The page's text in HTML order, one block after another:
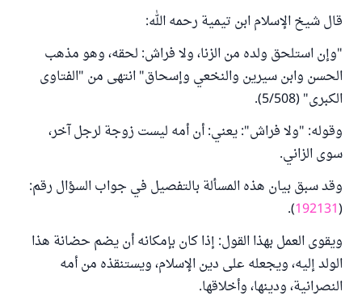
قال شيخ الإسلام ابن تيمية رحمه الله:
"وإن استلحق ولده من الزنا، ولا فراش: لحقه، وهو مذهب
الحسن وابن سيرين والنخعي وإسحاق" انتهى من "الفتاوى
الكبرى" (5/508).
وقوله: "ولا فراش": يعني: أن أمه ليست زوجة لرجل آخر،
سوى الزاني.
وقد سبق بيان هذه المسألة بالتفصيل في جواب السؤال رقم:
(
192131
).
ويقوى العمل بهذا القول: إذا كان بإمكانه أن يضم حضانة هذا
الولد إليه، ويجعله على دين الإسلام، ويستنقذه من أمه
النصرانية، ودينها، وأخلاقها.